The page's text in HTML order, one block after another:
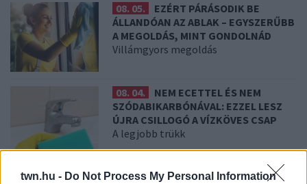
twn.hu - Do Not Process My Personal Information
08. 05.
EZÉRT PÁRÁSODIK BE
ÁLLANDÓAN AZ ABLAK – EGYSZERŰBB
A MEGOLDÁS, MINT GONDOLNÁD
Villámgyors megoldás
08. 04.
NEM ECETTEL ÉS NEM
SZÓDABIKARBÓNÁVAL: EZZEL LESZ
ÚJRA CSILLOGÓ A VÍZKÖVES CSAP
A legjobb trükk
08. 03.
HA MINDIG EZT A MONDATOT